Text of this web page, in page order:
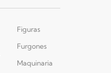
Figuras
Furgones
Maquinaria